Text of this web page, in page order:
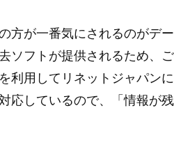
方が一番気にされるのがデ
ソフトが提供されるため、
利用してリネットジャパン
応しているので、「情報が